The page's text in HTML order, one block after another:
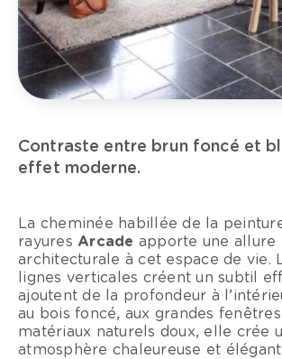
Contraste entre brun foncé et
effet moderne.
La cheminée habillée de la
rayures Arcade apporte une allure
architecturale à cet espace de vie.
lignes verticales créent un subtil
ajoutent de la profondeur à
au bois foncé, aux grandes
matériaux naturels doux, elle crée
atmosphère chaleureuse et